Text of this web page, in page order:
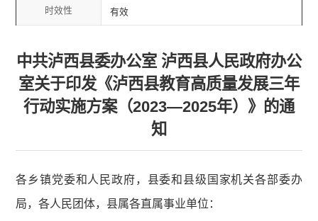
时效性 有效
中共泸西县委办公室 泸西县人民政府办公
室关于印发《泸西县教育高质量发展三年
行动实施方案（2023—2025年）》的通
知
各乡镇党委和人民政府，县委和县级国家机关各部委办
局，各人民团体，县属各直属事业单位：